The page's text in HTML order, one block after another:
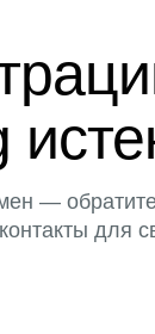
—
для